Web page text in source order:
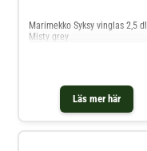
Läs mer här
Marimekko Syksy vinglas 2,5 dl
Misty grey